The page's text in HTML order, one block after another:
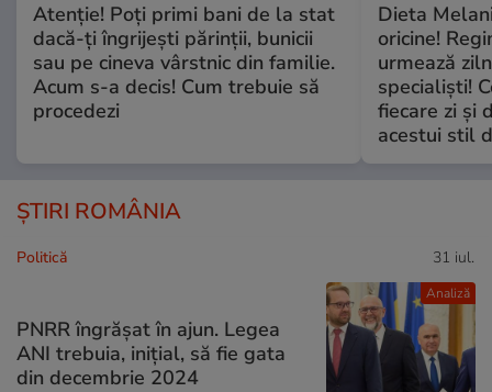
Atenție! Poți primi bani de la stat
dacă-ți îngrijești părinții, bunicii
sau pe cineva vârstnic din familie.
Acum s-a decis! Cum trebuie să
procedezi
Dieta
oricine!
urmează
specialiști!
fiecare zi și
acestui stil
ȘTIRI ROMÂNIA
Analiză
Politică 31 iul.
PNRR îngrășat în ajun. Legea
ANI trebuia, inițial, să fie gata
din decembrie 2024